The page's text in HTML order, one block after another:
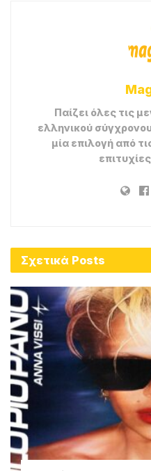
Παίζει όλες τις
ελληνικού
μία επιλογή από
Σχετικά Posts